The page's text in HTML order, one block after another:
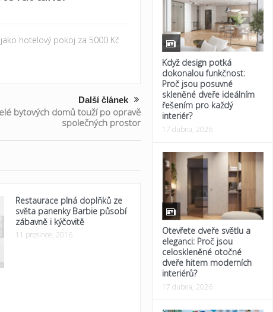
hotelový pokoj za 5000 Kč
Další článek
bytových domů touží po opravě
společných prostor
Restaurace plná doplňků ze
světa panenky Barbie působí
zábavně i kýčovitě
11 prosince, 2016
Když design potká
dokonalou funkčnost:
Proč jsou posuvné
skleněné dveře ideálním
řešením pro každý
interiér?
17 dubna, 2026
Otevřete dveře světlu a
eleganci: Proč jsou
celoskleněné otočné
dveře hitem moderních
interiérů?
17 dubna, 2026